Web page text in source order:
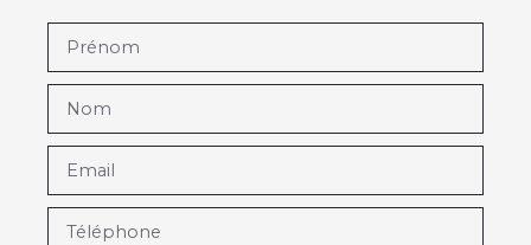
Prénom
Nom
Email
Téléphone